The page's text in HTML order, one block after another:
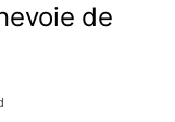
de